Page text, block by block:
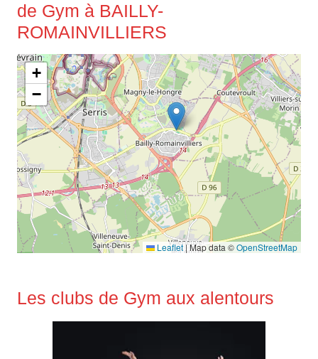
de Gym à BAILLY-
ROMAINVILLIERS
+
−
Leaflet|Map data ©OpenStreetMap
Les clubs de Gym aux alentours